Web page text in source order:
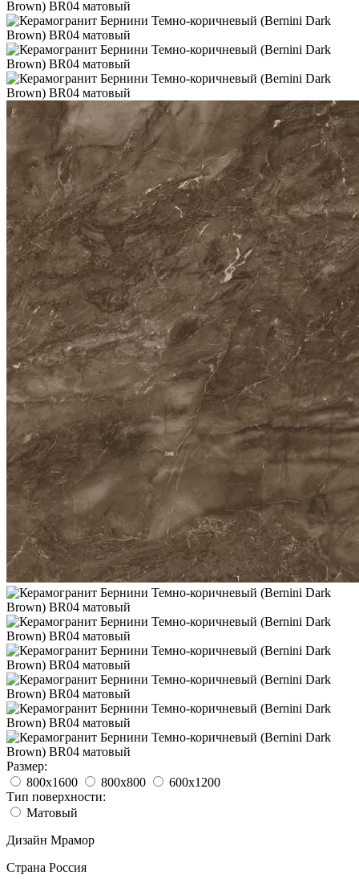
Размер:
800x1600
800x800
600x1200
Тип поверхности:
Матовый
Дизайн Мрамор
Страна Россия